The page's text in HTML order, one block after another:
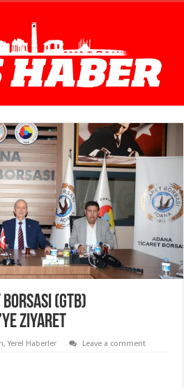
(GTB)
ziyaret
,Yerel Haberler Leave a comment